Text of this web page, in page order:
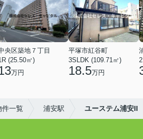
央区築地７丁目
(25.50㎡)
万円
平塚市紅谷町
3SLDK (109.71㎡)
18.5万円
件一覧 浦安駅 ユーステム浦安II